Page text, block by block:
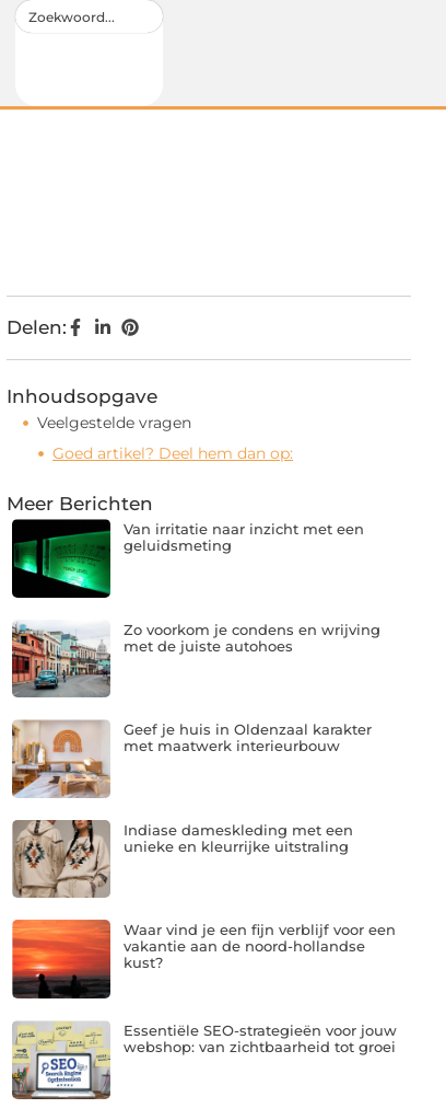
Delen:
Inhoudsopgave
Veelgestelde vragen
Goed artikel? Deel hem dan op:
Meer Berichten
Van irritatie naar inzicht met een
geluidsmeting
Zo voorkom je condens en wrijving
met de juiste autohoes
Geef je huis in Oldenzaal karakter
met maatwerk interieurbouw
Indiase dameskleding met een
unieke en kleurrijke uitstraling
Waar vind je een fijn verblijf voor een
vakantie aan de noord-hollandse
kust?
Essentiële SEO-strategieën voor jouw
webshop: van zichtbaarheid tot groei